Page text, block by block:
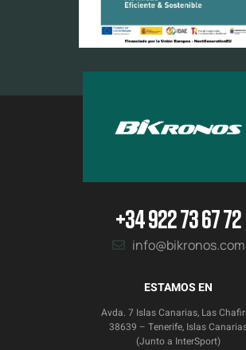
+34 922 73 67 72
info@bikronos.com
ESTAMOS EN
Avda. 7 Islas Canarias, Las
38639 – Tenerife, Islas
(Junto a InterSport)